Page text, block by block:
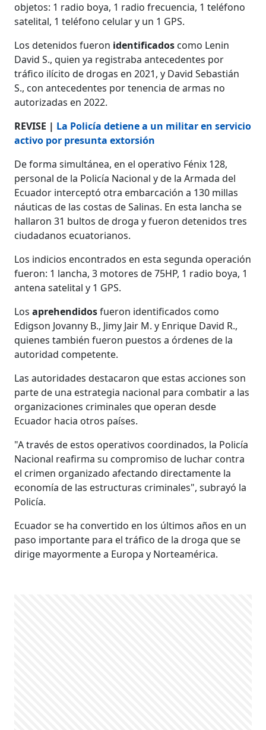
objetos: 1 radio boya, 1 radio frecuencia, 1 teléfono
satelital, 1 teléfono celular y un 1 GPS.
Los detenidos fueron identificados como Lenin
David S., quien ya registraba antecedentes por
tráfico ilícito de drogas en 2021, y David Sebastián
S., con antecedentes por tenencia de armas no
autorizadas en 2022.
REVISE | La Policía detiene a un militar en servicio
activo por presunta extorsión
De forma simultánea, en el operativo Fénix 128,
personal de la Policía Nacional y de la Armada del
Ecuador interceptó otra embarcación a 130 millas
náuticas de las costas de Salinas. En esta lancha se
hallaron 31 bultos de droga y fueron detenidos tres
ciudadanos ecuatorianos.
Los indicios encontrados en esta segunda operación
fueron: 1 lancha, 3 motores de 75HP, 1 radio boya, 1
antena satelital y 1 GPS.
Losaprehendidosfueron identificados como
Edigson Jovanny B., Jimy Jair M. y Enrique David R.,
quienes también fueron puestos a órdenes de la
autoridad competente.
Las autoridades destacaron que estas acciones son
parte de una estrategia nacional para combatir a las
organizaciones criminales que operan desde
Ecuador hacia otros países.
"A través de estos operativos coordinados, la Policía
Nacional reafirma su compromiso de luchar contra
el crimen organizado afectando directamente la
economía de las estructuras criminales", subrayó la
Policía.
Ecuador se ha convertido en los últimos años en un
paso importante para el tráfico de la droga que se
dirige mayormente a Europa y Norteamérica.